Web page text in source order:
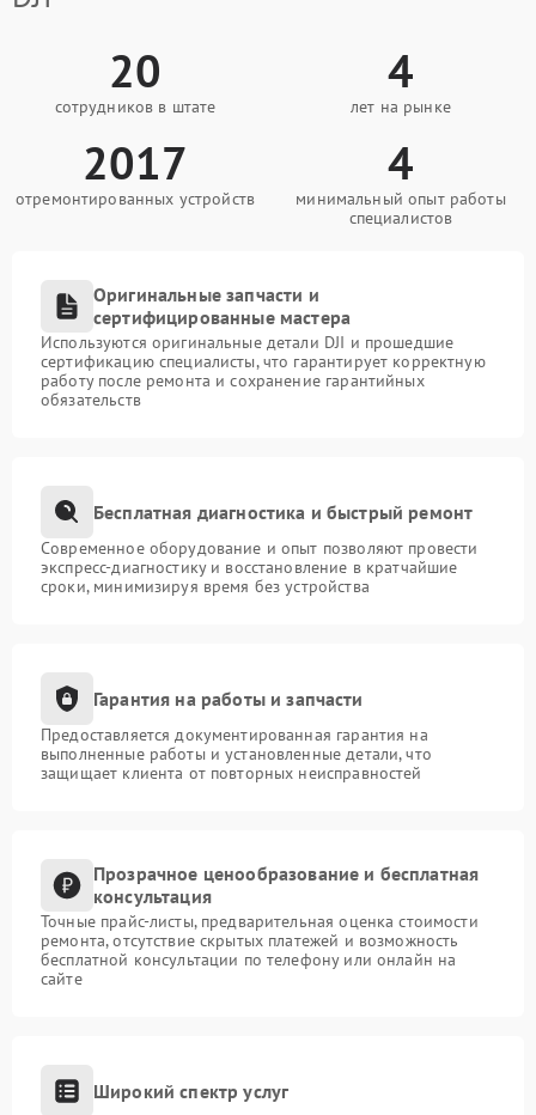
20
сотрудников в штате
4
лет на рынке
2017
отремонтированных устройств
4
минимальный опыт работы
специалистов
Оригинальные запчасти и
сертифицированные мастера
Используются оригинальные детали DJI и прошедшие
сертификацию специалисты, что гарантирует корректную
работу после ремонта и сохранение гарантийных
обязательств
Бесплатная диагностика и быстрый ремонт
Современное оборудование и опыт позволяют провести
экспресс-диагностику и восстановление в кратчайшие
сроки, минимизируя время без устройства
Гарантия на работы и запчасти
Предоставляется документированная гарантия на
выполненные работы и установленные детали, что
защищает клиента от повторных неисправностей
Прозрачное ценообразование и бесплатная
консультация
Точные прайс-листы, предварительная оценка стоимости
ремонта, отсутствие скрытых платежей и возможность
бесплатной консультации по телефону или онлайн на
сайте
Широкий спектр услуг